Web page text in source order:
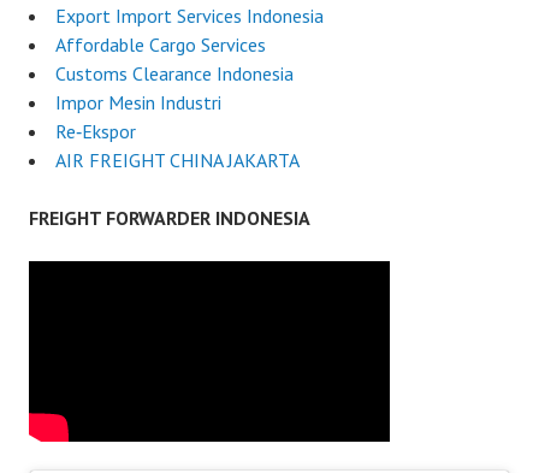
Export Import Services Indonesia
Affordable Cargo Services
Customs Clearance Indonesia
Impor Mesin Industri
Re‑Ekspor
AIR FREIGHT CHINA JAKARTA
FREIGHT FORWARDER INDONESIA